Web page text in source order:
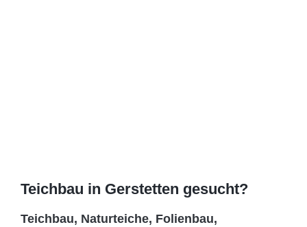
Teichbau in Gerstetten gesucht?
Teichbau, Naturteiche, Folienbau,